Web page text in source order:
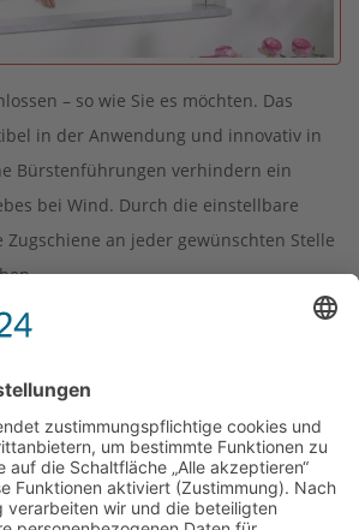
– so wie Sie es möchten. Das
in der Anwendung und innovativ in
Bürstenführungen verhindern ein
bei Wind. Durch die einstellbare
an jeder gewünschten Stelle
Datenschutzerklärung
Cookie-Verwltg.